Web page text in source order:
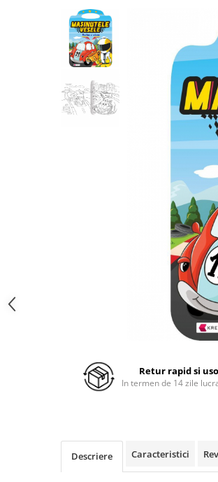
Retur rapid si
In termen de 14 zile
Descriere Caracteristici